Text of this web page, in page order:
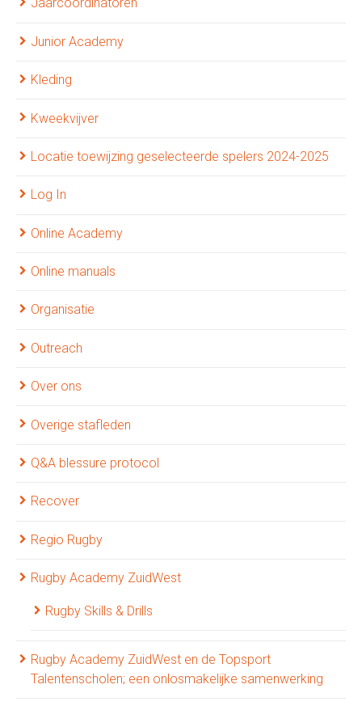
Jaarcoördinatoren
Junior Academy
Kleding
Kweekvijver
Locatie toewijzing geselecteerde spelers 2024-2025
Log In
Online Academy
Online manuals
Organisatie
Outreach
Over ons
Overige stafleden
Q&A blessure protocol
Recover
Regio Rugby
Rugby Academy ZuidWest
Rugby Skills & Drills
Rugby Academy ZuidWest en de Topsport
Talentenscholen; een onlosmakelijke samenwerking